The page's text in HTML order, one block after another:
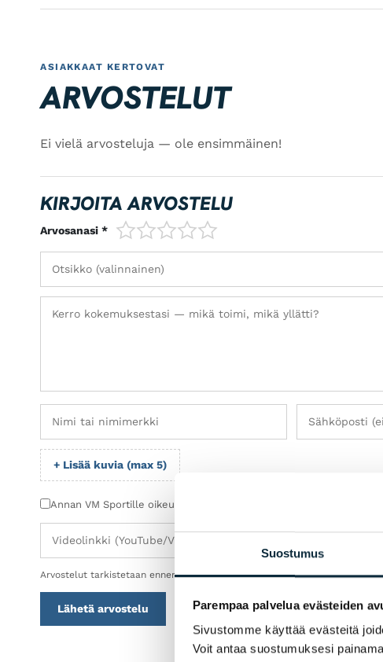
Suostumus
Parempaa palvelua evästeiden
Sivustomme käyttää evästeitä
Voit antaa suostumuksesi
ASIAKKAAT KERTOVAT
ARVOSTELUT
Ei vielä arvosteluja — ole ensimmäinen!
KIRJOITA ARVOSTELU
Arvosanasi * 1/5 2/53/54/5
+ Lisää kuvia (max 5)
Annan VM Sportille oikeuden julkaista lähettämäni kuvat arvostelun
Arvostelut tarkistetaan ennen julkaisua.
Lähetä arvostelu